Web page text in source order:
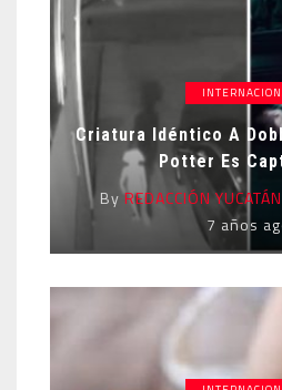
Criatura Idéntico A
Potter Es
ByREDACCIÓN
7 años